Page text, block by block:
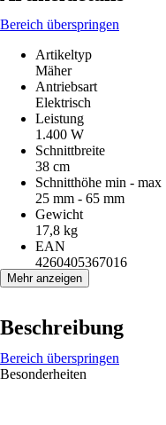
Bereich überspringen
Artikeltyp
Mäher
Antriebsart
Elektrisch
Leistung
1.400 W
Schnittbreite
38 cm
Schnitthöhe min - max
25 mm - 65 mm
Gewicht
17,8 kg
EAN
4260405367016
Mehr anzeigen
Beschreibung
Bereich überspringen
Besonderheiten